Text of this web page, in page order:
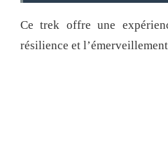
Ce trek offre une
résilience et